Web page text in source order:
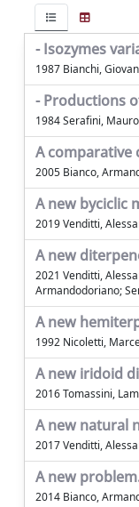
- Isozymes
1987 Bianchi,
- Productions
1984 Serafini,
A comparative
2005 Bianco,
A new byciclic
2019 Venditti,
A new
2021 Venditti,
Armandodoriano;
A new
1992 Nicoletti,
A new iridoid
2016 Tomassini,
A new natural
2017 Venditti,
A new
2014 Bianco,